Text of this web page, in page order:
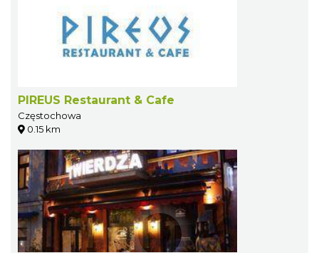
PIREUS Restaurant & Cafe
Częstochowa
0.15 km